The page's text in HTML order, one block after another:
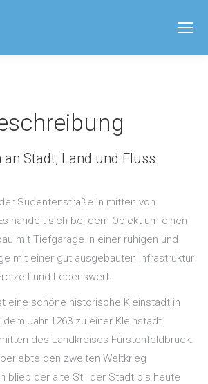
an Stadt, Land und Fluss
Sudentenstraße in mitten von
handelt sich bei dem Objekt um einen
mit Tiefgarage in einer ruhigen und
mit einer gut ausgebauten Infrastruktur
und Lebenswert.
eine schöne historische Kleinstadt in
dem Jahr 1263 zu einer Kleinstadt
des Landkreises Fürstenfeldbruck.
den zweiten Weltkrieg
blieb der alte Stil der Stadt bis heute